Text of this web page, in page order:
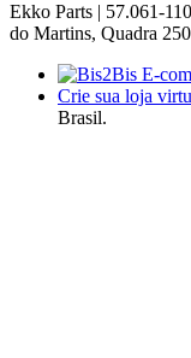
Ekko Parts | 57.061-
do Martins, Quadra
Crie sua loja
Brasil.